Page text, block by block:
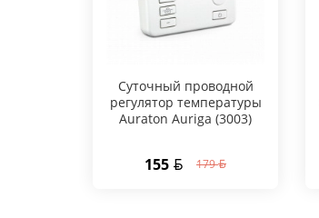
Суточный проводной
регулятор температуры
Auraton Auriga (3003)
155 179